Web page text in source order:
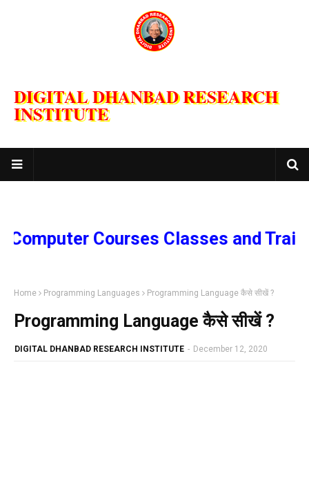
DIGITAL DHANBAD RESEARCH
INSTITUTE
Courses Classes and Training
Home Programming Languages Programming Language कैसे सीखें ?
Programming Language कैसे सीखें ?
DIGITAL DHANBAD RESEARCH INSTITUTE - December 12, 2020